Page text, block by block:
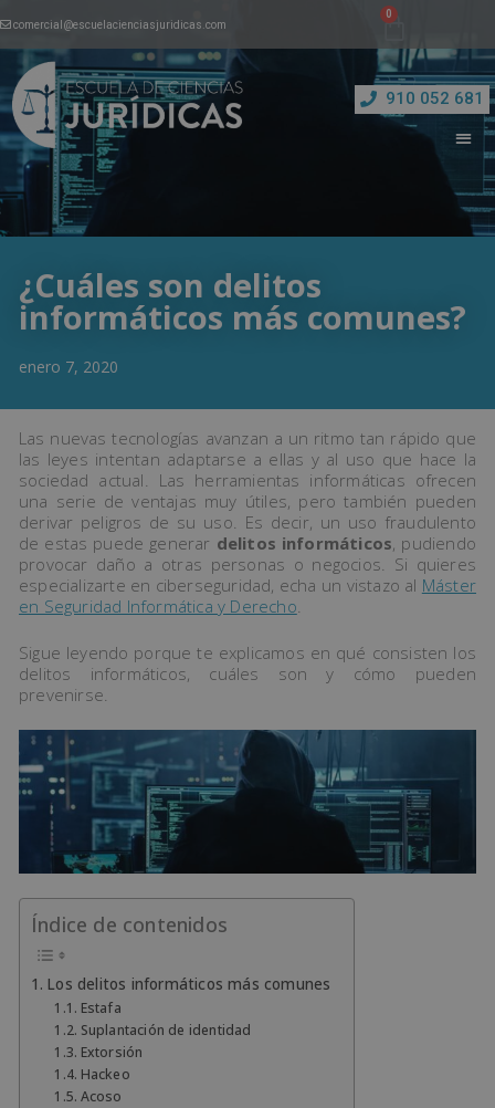
comercial@escuelacienciasjuridicas.com
910 052 681
¿Cuáles son delitos
informáticos más comunes?
enero 7, 2020
Las nuevas tecnologías avanzan a un ritmo tan rápido que
las leyes intentan adaptarse a ellas y al uso que hace la
sociedad actual. Las herramientas informáticas ofrecen
una serie de ventajas muy útiles, pero también pueden
derivar peligros de su uso. Es decir, un uso fraudulento
de estas puede generar delitos informáticos, pudiendo
provocar daño a otras personas o negocios. Si quieres
especializarte en ciberseguridad, echa un vistazo al Máster
en Seguridad Informática y Derecho.
Sigue leyendo porque te explicamos en qué consisten los
delitos informáticos, cuáles son y cómo pueden
prevenirse.
Índice de contenidos
Los delitos informáticos más comunes
Estafa
Suplantación de identidad
Extorsión
Hackeo
Acoso